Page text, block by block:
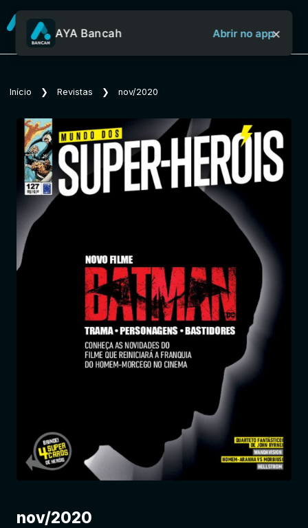
Sobre o Aya Bancah
Início
Revistas
Notícias
AYA Bancah Abrir no app×
Início ❯ Revistas ❯ nov/2020
nov/2020